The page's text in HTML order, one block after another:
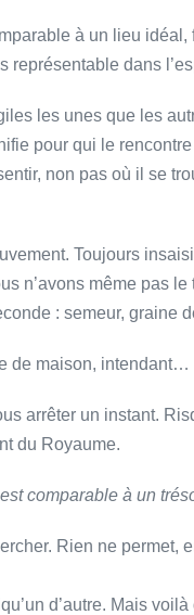
à un lieu
représentable dans
les unes que les
pour qui le
non pas où il se
Toujours
n’avons même pas
: semeur, graine
de maison, intendant…
arrêter un instant.
du Royaume.
comparable à un
Rien ne permet,
d’autre. Mais